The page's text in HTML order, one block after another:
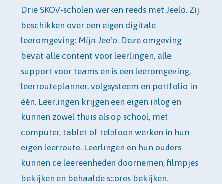
Drie SKOV-scholen werken reeds met Jeelo. Zij
beschikken over een eigen digitale
leeromgeving: Mijn Jeelo. Deze omgeving
bevat alle content voor leerlingen, alle
support voor teams en is een leeromgeving,
leerrouteplanner, volgsysteem en portfolio in
één. Leerlingen krijgen een eigen inlog en
kunnen zowel thuis als op school, met
computer, tablet of telefoon werken in hun
eigen leerroute. Leerlingen en hun ouders
kunnen de leereenheden doornemen, filmpjes
bekijken en behaalde scores bekijken,